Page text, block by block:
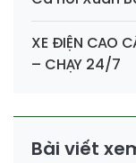
XE ĐIỆN CAO
– CHẠY 24/7
Bài viết